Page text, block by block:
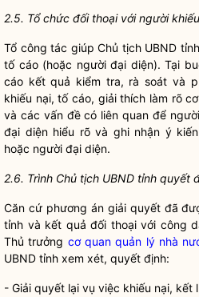
2.5. Tổ chức đối thoại với người
Tổ công tác giúp Chủ tịch UBND
tố cáo (hoặc người đại diện). Tại
cáo kết quả kiểm tra, rà soát và
khiếu nại, tố cáo, giải thích làm rõ
và các vấn đề có liên quan để
đại diện hiểu rõ và ghi nhận ý
hoặc người đại diện.
2.6. Trình Chủ tịch UBND tỉnh quyết
Căn cứ phương án giải quyết đã
tỉnh và kết quả đối thoại với công
Thủ trưởng cơ quan quản lý nhà
UBND tỉnh xem xét, quyết định:
- Giải quyết lại vụ việc khiếu nại, kết